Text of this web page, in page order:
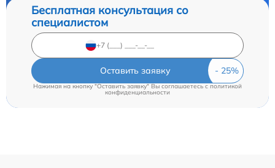
Бесплатная консультация со
специалистом
Оставить заявку
Нажимая на кнопку "Оставить заявку" Вы соглашаетесь cполитикой
конфиденциальности